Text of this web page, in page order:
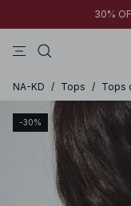
30%
NA-KD / Tops / Tops
-30%